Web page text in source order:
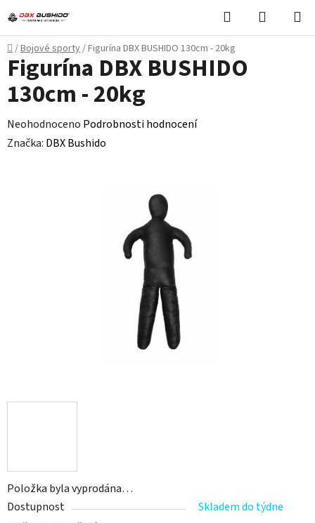
na
obsah
Hledat
KOŠÍK
Domů
/Bojové sporty/Figurína DBX BUSHIDO 130cm - 20kg
Položka byla vyprodána…
Dostupnost
Skladem do týdne
Figurína DBX BUSHIDO
130cm - 20kg
Průměrné
hodnocení
Neohodnoceno Podrobnosti hodnocení
Značka: DBX Bushido